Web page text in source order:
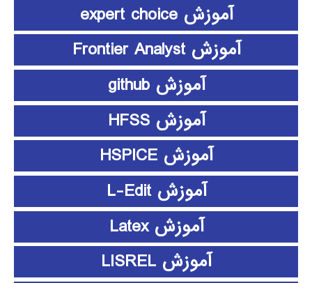
آموزش expert choice
آموزش Frontier Analyst
آموزش github
آموزش HFSS
آموزش HSPICE
آموزش L-Edit
آموزش Latex
آموزش LISREL